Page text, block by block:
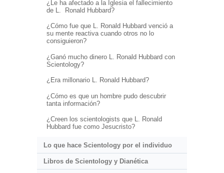
¿Le ha afectado a la Iglesia el fallecimiento
de L. Ronald Hubbard?
¿Cómo fue que L. Ronald Hubbard venció a
su mente reactiva cuando otros no lo
consiguieron?
¿Ganó mucho dinero L. Ronald Hubbard con
Scientology?
¿Era millonario L. Ronald Hubbard?
¿Cómo es que un hombre pudo descubrir
tanta información?
¿Creen los scientologists que L. Ronald
Hubbard fue como Jesucristo?
Lo que hace Scientology por el individuo
Libros de Scientology y Dianética